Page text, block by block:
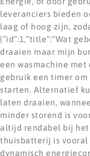
leveranciers bieden
laag of hoog zijn,
{“id”:1,”title”:”Wat
draaien maar mijn
een wasmachine
gebruik een timer
starten. Alternatief
laten draaien,
minder storend is
altijd rendabel bij het
thuisbatterij is vooral
dynamisch